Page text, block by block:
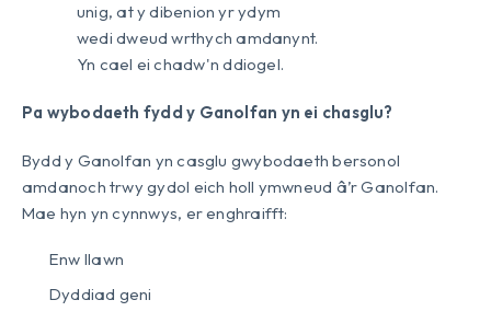
unig, at y dibenion yr ydym
wedi dweud wrthych amdanynt.
Yn cael ei chadw'n ddiogel.
Pa wybodaeth fydd y Ganolfan yn ei chasglu?
Bydd y Ganolfan yn casglu gwybodaeth bersonol
amdanoch trwy gydol eich holl ymwneud â’r Ganolfan.
Mae hyn yn cynnwys, er enghraifft:
Enw llawn
Dyddiad geni